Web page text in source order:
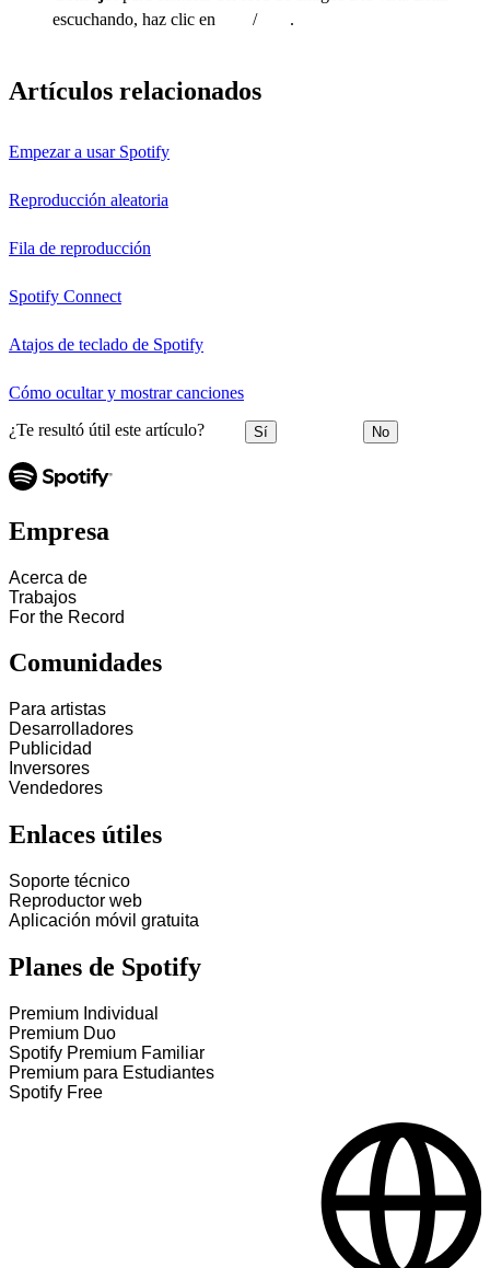
escuchando, haz clic en
/ .
Artículos relacionados
Empezar a usar Spotify
Reproducción aleatoria
Fila de reproducción
Spotify Connect
Atajos de teclado de Spotify
Cómo ocultar y mostrar canciones
¿Te resultó útil este artículo? Sí No
Empresa
Acerca de
Trabajos
For the Record
Comunidades
Para artistas
Desarrolladores
Publicidad
Inversores
Vendedores
Enlaces útiles
Soporte técnico
Reproductor web
Aplicación móvil gratuita
Planes de Spotify
Premium Individual
Premium Duo
Spotify Premium Familiar
Premium para Estudiantes
Spotify Free